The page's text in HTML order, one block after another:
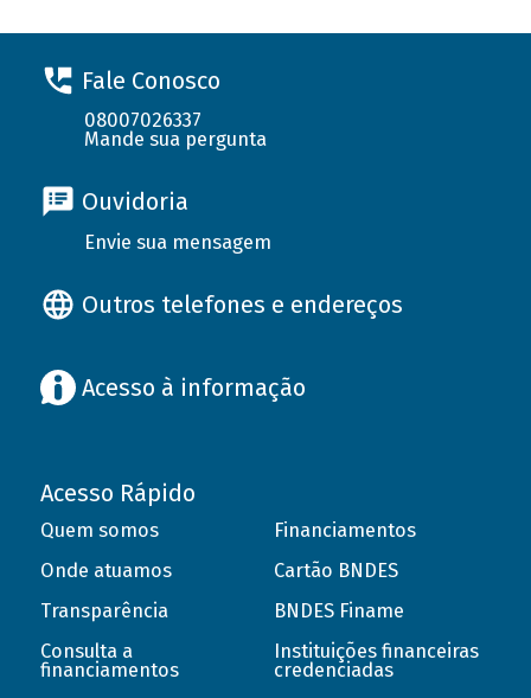
Fale Conosco
08007026337
Mande sua pergunta
Ouvidoria
Envie sua mensagem
Outros telefones e endereços
Acesso à informação
Acesso Rápido
Quem somos
Onde atuamos
Transparência
Consulta a
financiamentos
Financiamentos
Cartão BNDES
BNDES Finame
Instituições financeiras
credenciadas